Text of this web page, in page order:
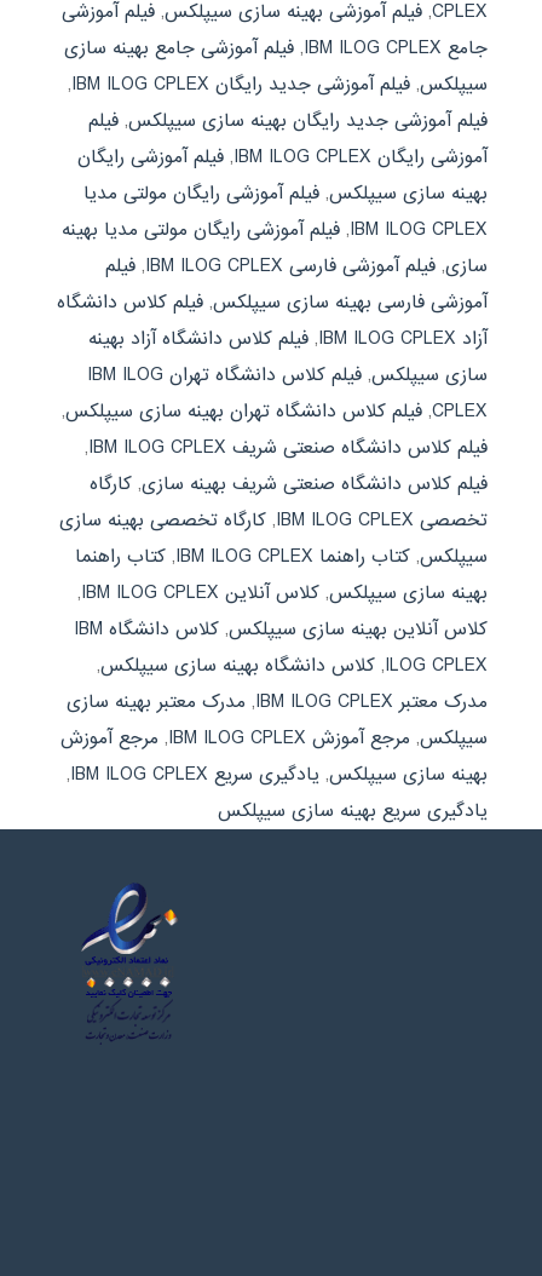
CPLEX
, فیلم آموزشی بهینه سازی سیپلکس, فیلم آموزشی
جامع IBM ILOG CPLEX
, فیلم آموزشی جامع بهینه سازی
سیپلکس, فیلم آموزشی جدید رایگان IBM ILOG CPLEX
,
فیلم آموزشی جدید رایگان بهینه سازی سیپلکس, فیلم
آموزشی رایگان IBM ILOG CPLEX
, فیلم آموزشی رایگان
بهینه سازی سیپلکس, فیلم آموزشی رایگان مولتی مدیا
IBM ILOG CPLEX
, فیلم آموزشی رایگان مولتی مدیا بهینه
سازی, فیلم آموزشی فارسی IBM ILOG CPLEX , فیلم
آموزشی فارسی بهینه سازی سیپلکس, فیلم کلاس دانشگاه
آزاد IBM ILOG CPLEX
, فیلم کلاس دانشگاه آزاد بهینه
سازی سیپلکس,
فیلم کلاس دانشگاه تهران IBM ILOG
CPLEX
, فیلم کلاس دانشگاه تهران بهینه سازی سیپلکس,
فیلم کلاس دانشگاه صنعتی شریف IBM ILOG CPLEX
,
فیلم کلاس دانشگاه صنعتی شریف بهینه سازی, کارگاه
تخصصی IBM ILOG CPLEX
, کارگاه تخصصی بهینه سازی
سیپلکس, کتاب راهنما IBM ILOG CPLEX , کتاب راهنما
بهینه سازی سیپلکس, کلاس آنلاین IBM ILOG CPLEX
,
کلاس آنلاین بهینه سازی سیپلکس,
کلاس دانشگاه IBM
ILOG CPLEX
, کلاس دانشگاه بهینه سازی سیپلکس,
مدرک معتبر IBM ILOG CPLEX
, مدرک معتبر بهینه سازی
سیپلکس, مرجع آموزش IBM ILOG CPLEX , مرجع آموزش
بهینه سازی سیپلکس, یادگیری سریع IBM ILOG CPLEX
,
یادگیری سریع بهینه سازی سیپلکس